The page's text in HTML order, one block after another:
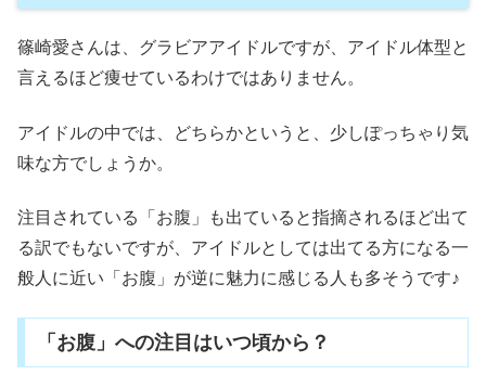
篠崎愛さんは、グラビアアイドルですが、アイドル体型と
言えるほど痩せているわけではありません。
アイドルの中では、どちらかというと、少しぽっちゃり気
味な方でしょうか。
注目されている「お腹」も出ていると指摘されるほど出て
る訳でもないですが、アイドルとしては出てる方になる一
般人に近い「お腹」が逆に魅力に感じる人も多そうです♪
「お腹」への注目はいつ頃から？